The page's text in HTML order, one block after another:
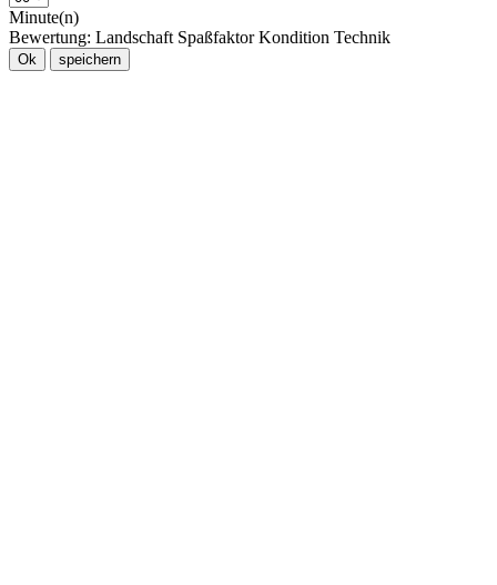
Minute(n)
Bewertung: Landschaft Spaßfaktor Kondition Technik
Ok speichern